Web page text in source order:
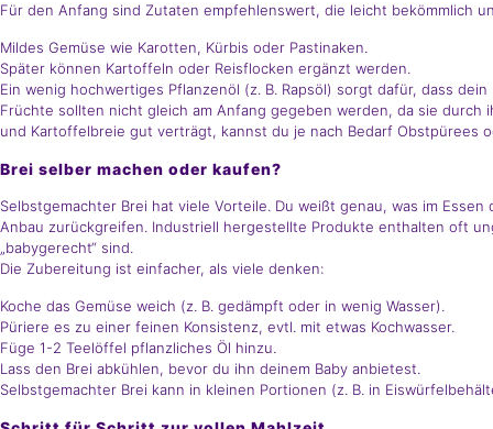
Für den Anfang sind Zutaten empfehlenswert, die leicht bekömmlich
Mildes Gemüse wie Karotten, Kürbis oder Pastinaken.
Später können Kartoffeln oder Reisflocken ergänzt werden.
Ein wenig hochwertiges Pflanzenöl (z. B. Rapsöl) sorgt dafür, dass
Früchte sollten nicht gleich am Anfang gegeben werden, da sie
und Kartoffelbreie gut verträgt, kannst du je nach Bedarf Obstpürees
Brei selber machen oder kaufen?
Selbstgemachter Brei hat viele Vorteile. Du weißt genau, was im
Anbau zurückgreifen. Industriell hergestellte Produkte enthalten oft
„babygerecht“ sind.
Die Zubereitung ist einfacher, als viele denken:
Koche das Gemüse weich (z. B. gedämpft oder in wenig Wasser).
Püriere es zu einer feinen Konsistenz, evtl. mit etwas Kochwasser.
Füge 1-2 Teelöffel pflanzliches Öl hinzu.
Lass den Brei abkühlen, bevor du ihn deinem Baby anbietest.
Selbstgemachter Brei kann in kleinen Portionen (z. B. in